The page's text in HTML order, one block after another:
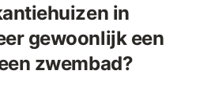
in
gewoonlijk een
zwembad?